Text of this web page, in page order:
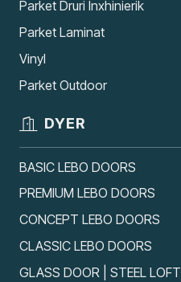
Parket Druri Inxhinierik
Parket Laminat
Vinyl
Parket Outdoor
DYER
BASIC LEBO DOORS
PREMIUM LEBO DOORS
CONCEPT LEBO DOORS
CLASSIC LEBO DOORS
GLASS DOOR | STEEL